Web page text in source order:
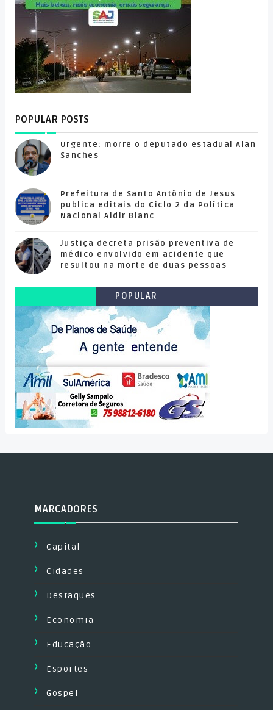
POPULAR POSTS
Urgente: morre o deputado estadual Alan
Sanches
Prefeitura de Santo Antônio de Jesus
publica editais do Ciclo 2 da Política
Nacional Aldir Blanc
Justiça decreta prisão preventiva de
médico envolvido em acidente que
resultou na morte de duas pessoas
POPULAR
MARCADORES
Capital
Cidades
Destaques
Economia
Educação
Esportes
Gospel